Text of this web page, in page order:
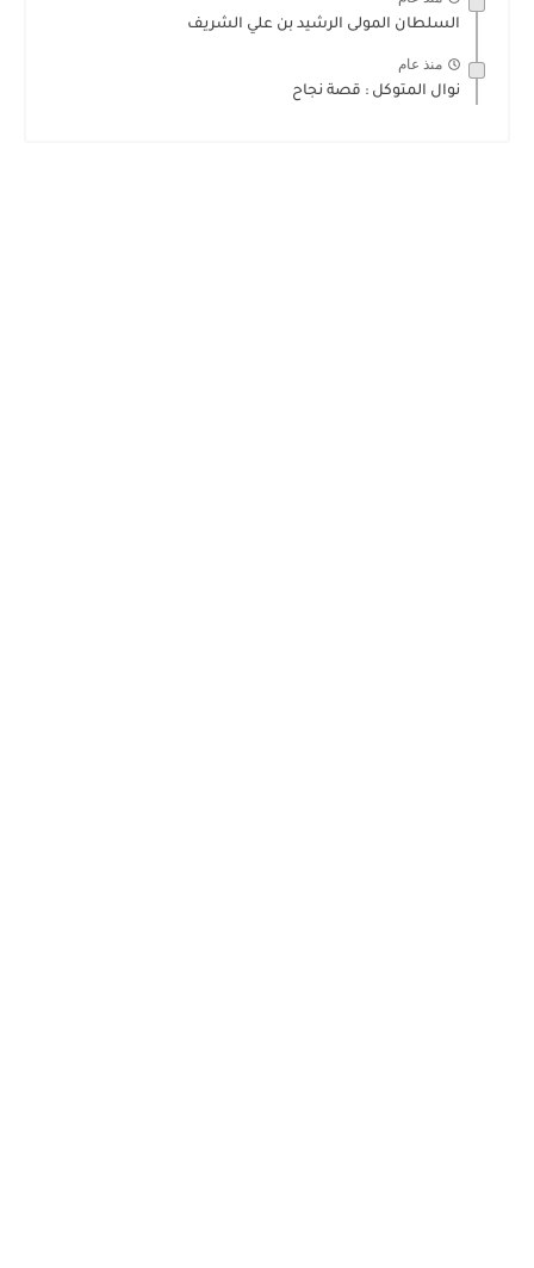
السلطان المولى الرشيد بن علي الشريف
منذ عام
نوال المتوكل : قصة نجاح